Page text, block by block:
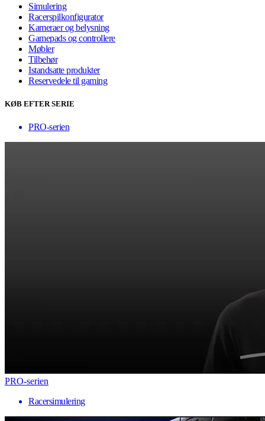
Simulering
Racerspilkonfigurator
Kameraer og belysning
Gamepads og controllere
Møbler
Tilbehør
Istandsatte produkter
Reservedele til gaming
KØB EFTER SERIE
PRO-serien
PRO-serien
Racersimulering